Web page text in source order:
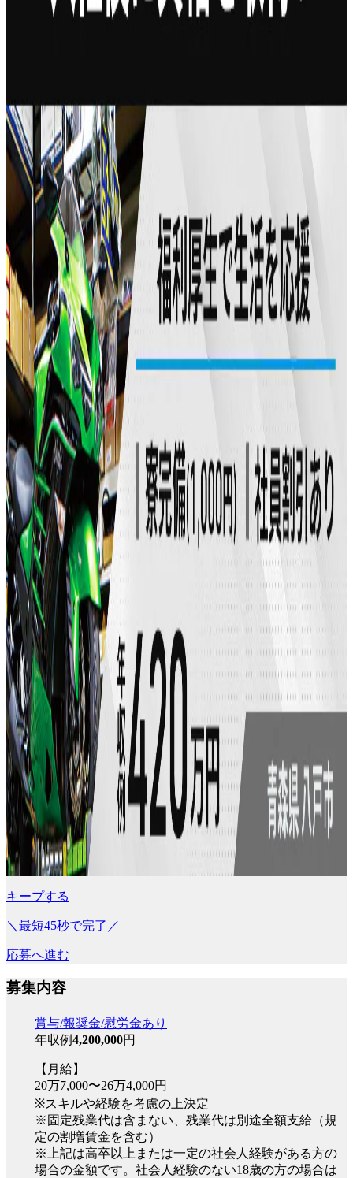
キープする
＼最短45秒で完了／
応募へ進む
募集内容
賞与/報奨金/慰労金あり
年収例4,200,000円
【月給】
20万7,000〜26万4,000円
※スキルや経験を考慮の上決定
※固定残業代は含まない、残業代は別途全額支給（規
定の割増賃金を含む）
※上記は高卒以上または一定の社会人経験がある方の
場合の金額です。社会人経験のない18歳の方の場合は